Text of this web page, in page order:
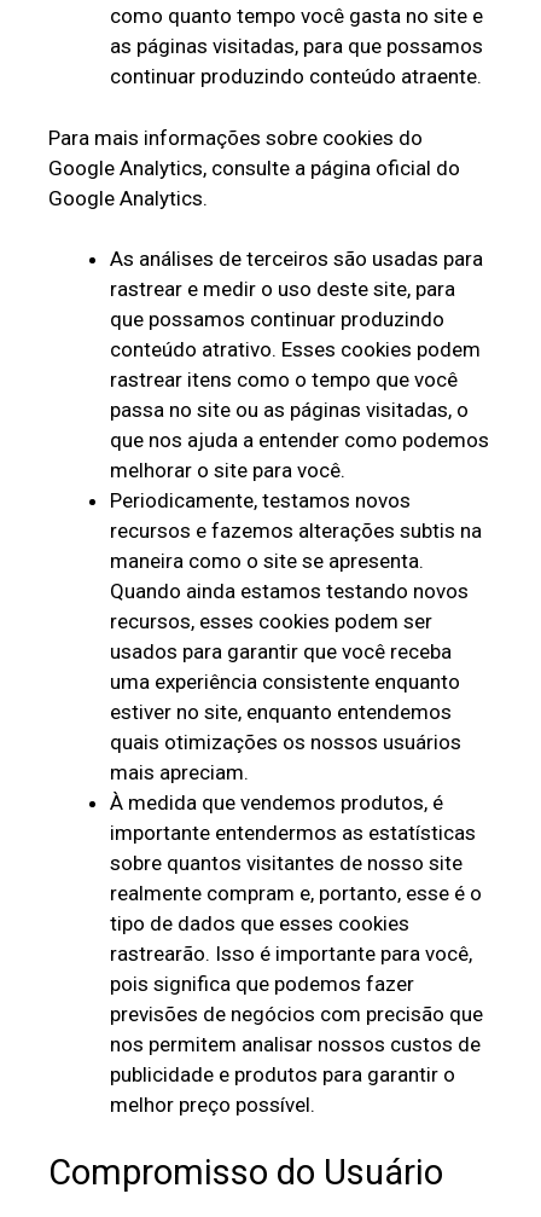
como quanto tempo você gasta no site e
as páginas visitadas, para que possamos
continuar produzindo conteúdo atraente.
Para mais informações sobre cookies do
Google Analytics, consulte a página oficial do
Google Analytics.
As análises de terceiros são usadas para
rastrear e medir o uso deste site, para
que possamos continuar produzindo
conteúdo atrativo. Esses cookies podem
rastrear itens como o tempo que você
passa no site ou as páginas visitadas, o
que nos ajuda a entender como podemos
melhorar o site para você.
Periodicamente, testamos novos
recursos e fazemos alterações subtis na
maneira como o site se apresenta.
Quando ainda estamos testando novos
recursos, esses cookies podem ser
usados ​​para garantir que você receba
uma experiência consistente enquanto
estiver no site, enquanto entendemos
quais otimizações os nossos usuários
mais apreciam.
À medida que vendemos produtos, é
importante entendermos as estatísticas
sobre quantos visitantes de nosso site
realmente compram e, portanto, esse é o
tipo de dados que esses cookies
rastrearão. Isso é importante para você,
pois significa que podemos fazer
previsões de negócios com precisão que
nos permitem analisar nossos custos de
publicidade e produtos para garantir o
melhor preço possível.
Compromisso do Usuário